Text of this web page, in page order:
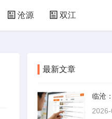
沧源 双江
最新文章
临沧